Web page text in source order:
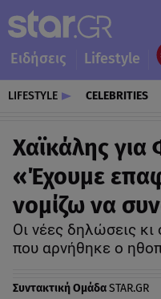
Ειδήσεις Lifestyle
LIFESTYLE CELEBRITIES
Χαϊκάλης για
«Έχουμε
νομίζω να
Οι νέες δηλώσεις κι
που αρνήθηκε ο
Συντακτική ΟμάδαSTAR.GR